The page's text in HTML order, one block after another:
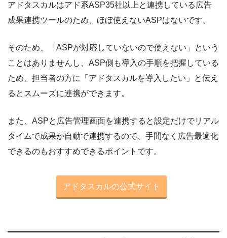
アドタスカルはアド系ASP35社以上と連携している広告
成果連携ツールのため、ほぼ使えないASPはないです。
そのため、「ASPが対応していないので使えない」という
ことはありませんし、ASP側も導入の手順を把握している
ため、担当者の方に「アドタスカルを導入したい」と伝え
るとスムーズに連携ができます。
また、ASPと広告管理画面を連携すると設定だけでリアル
タイムで成果が自動で連携するので、手間なく広告最適化
できるのもおすすめできるポイントです。
アドタスカルの公式サイト